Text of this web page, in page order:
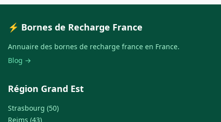
⚡ Bornes de Recharge France
Annuaire des bornes de recharge france en France.
Blog →
Région Grand Est
Strasbourg (50)
Reims (43)